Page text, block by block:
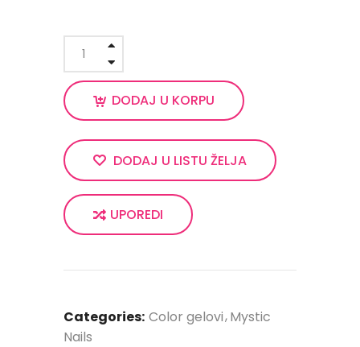
DODAJ U KORPU
DODAJ U LISTU ŽELJA
UPOREDI
Categories: Color gelovi Mystic
Nails